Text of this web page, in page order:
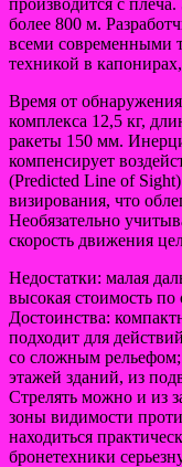
более 800 м.
всеми современными
техникой в
Время от
комплекса 12,5 кг,
ракеты 150 мм.
компенсирует
(Predicted Line of
визирования, что
Необязательно
скорость движения
Недостатки: малая
высокая стоимость
Достоинства:
подходит для
со сложным
этажей зданий, из
Стрелять можно и из
зоны видимости
находиться
бронетехники